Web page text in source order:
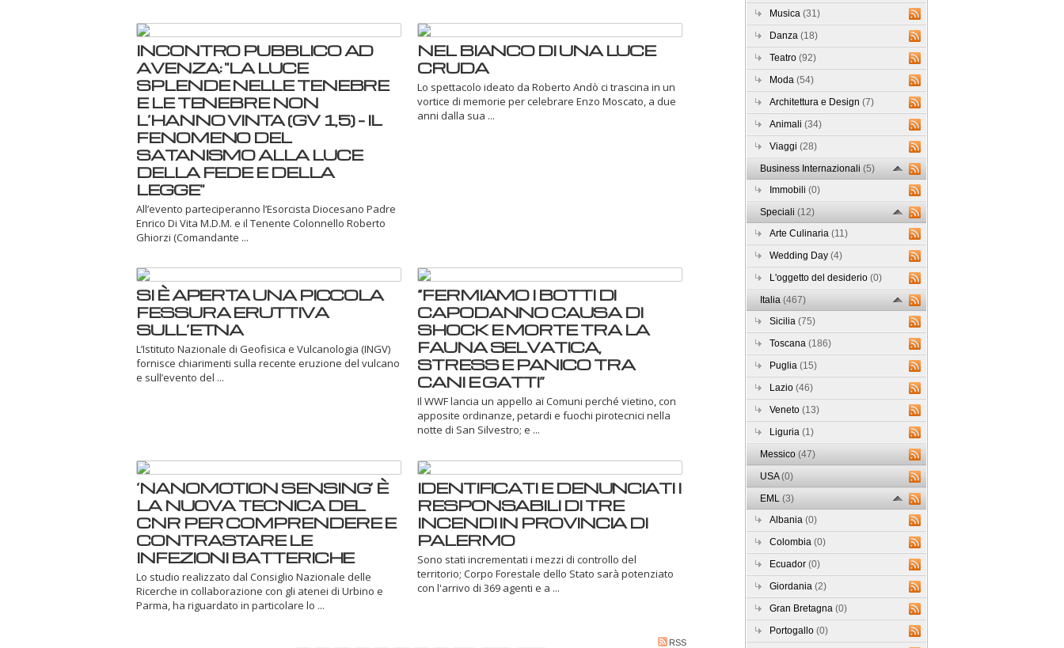
INCONTRO PUBBLICO AD
AVENZA: "LA LUCE
SPLENDE NELLE TENEBRE
E LE TENEBRE NON
L’HANNO VINTA (GV 1,5) - IL
FENOMENO DEL
SATANISMO ALLA LUCE
DELLA FEDE E DELLA
LEGGE"
All’evento parteciperanno l’Esorcista Diocesano Padre
Enrico Di Vita M.D.M. e il Tenente Colonnello Roberto
Ghiorzi (Comandante ...
NEL BIANCO DI UNA LUCE
CRUDA
Lo spettacolo ideato da Roberto Andò ci trascina in un
vortice di memorie per celebrare Enzo Moscato, a due
anni dalla sua ...
SI È APERTA UNA PICCOLA
FESSURA ERUTTIVA
SULL’ETNA
L’Istituto Nazionale di Geofisica e Vulcanologia (INGV)
fornisce chiarimenti sulla recente eruzione del vulcano
e sull’evento del ...
“FERMIAMO I BOTTI DI
CAPODANNO CAUSA DI
SHOCK E MORTE TRA LA
FAUNA SELVATICA,
STRESS E PANICO TRA
CANI E GATTI”
Il WWF lancia un appello ai Comuni perché vietino, con
apposite ordinanze, petardi e fuochi pirotecnici nella
notte di San Silvestro; e ...
‘NANOMOTION SENSING’ È
LA NUOVA TECNICA DEL
CNR PER COMPRENDERE E
CONTRASTARE LE
INFEZIONI BATTERICHE
Lo studio realizzato dal Consiglio Nazionale delle
Ricerche in collaborazione con gli atenei di Urbino e
Parma, ha riguardato in particolare lo ...
IDENTIFICATI E DENUNCIATI I
RESPONSABILI DI TRE
INCENDI IN PROVINCIA DI
PALERMO
Sono stati incrementati i mezzi di controllo del
territorio; Corpo Forestale dello Stato sarà potenziato
con l'arrivo di 369 agenti e a ...
RSS
Musica(31)
Danza(18)
Teatro(92)
Moda(54)
Architettura e Design(7)
Animali(34)
Viaggi(28)
Business Internazionali(5)
Immobili(0)
Speciali(12)
Arte Culinaria(11)
Wedding Day(4)
L'oggetto del desiderio(0)
Italia(467)
Sicilia(75)
Toscana(186)
Puglia(15)
Lazio(46)
Veneto(13)
Liguria(1)
Messico(47)
USA(0)
EML(3)
Albania(0)
Colombia(0)
Ecuador(0)
Giordania(2)
Gran Bretagna(0)
Portogallo(0)